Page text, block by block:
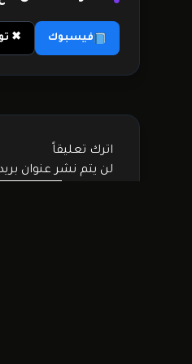
فيسبوك ✖
اترك تعليقاً
لن يتم نشر عنوان